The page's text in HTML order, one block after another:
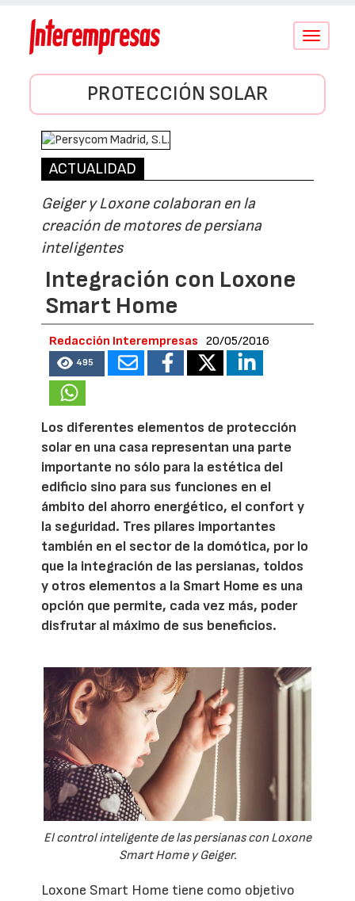
Conmutar
PROTECCIÓN SOLAR
ACTUALIDAD
Geiger y Loxone colaboran en la
creación de motores de persiana
inteligentes
Integración con Loxone
Smart Home
Redacción Interempresas 20/05/2016
495
Los diferentes elementos de protección
solar en una casa representan una parte
importante no sólo para la estética del
edificio sino para sus funciones en el
ámbito del ahorro energético, el confort y
la seguridad. Tres pilares importantes
también en el sector de la domótica, por lo
que la integración de las persianas, toldos
y otros elementos a la Smart Home es una
opción que permite, cada vez más, poder
disfrutar al máximo de sus beneficios.
El control inteligente de las persianas con Loxone
Smart Home y Geiger.
Loxone Smart Home tiene como objetivo